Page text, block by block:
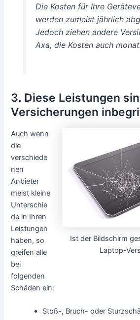
Die Kosten für Ihre
werden zumeist jährlich
Jedoch ziehen andere
Axa, die Kosten auch
3. Diese Leistungen
Versicherungen
Ist der Bildschirm
Laptop-
Auch wenn
die
verschiede
nen
Anbieter
meist kleine
Unterschie
de in Ihren
Leistungen
haben, so
greifen alle
bei
folgenden
Schäden ein:
Stoß-, Bruch- oder